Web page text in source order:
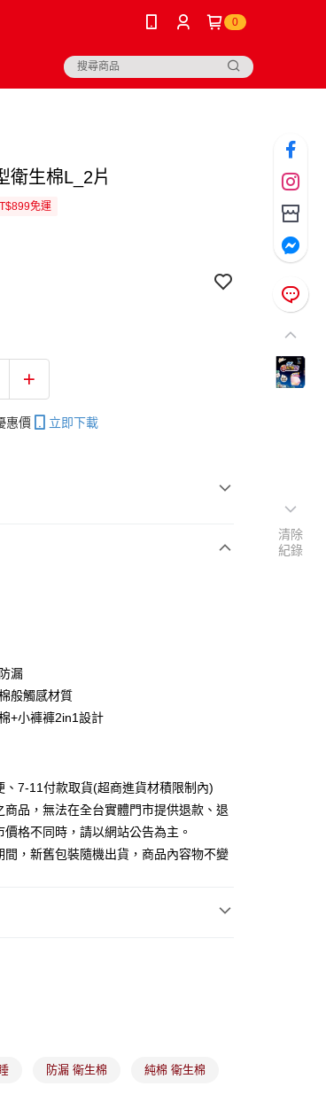
0
衛生棉L_2片
免運
惠價 立即下載
期」，訂單成立後會自動跳轉到大哥付的交易
費用金額請依後續交易確認頁面所載為準。
可選擇「超商條碼／台灣大直營門市／銀行轉
含以上)免運費
漏
般觸感材質
+小褲褲2in1設計
、7-11付款取貨(超商進貨材積限制內)
商品，無法在全台實體門市提供退款、退
格不同時，請以網站公告為主。
間，新舊包裝隨機出貨，商品內容物不變
防漏 衛生棉 純棉 衛生棉
清除
紀錄